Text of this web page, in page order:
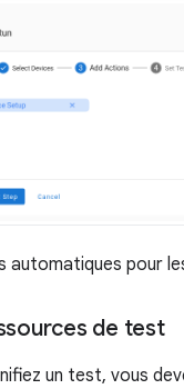
automatiques pour
de test
un test, vous